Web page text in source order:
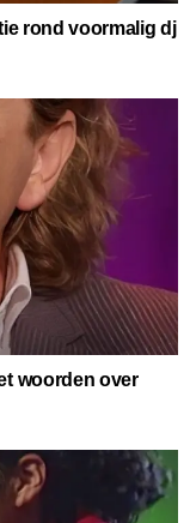
rond voormalig dj
woorden over